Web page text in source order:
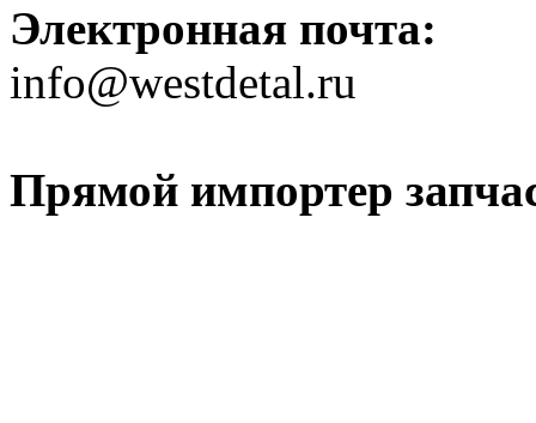
Электронная почта:
info@westdetal.ru
Прямой импортер